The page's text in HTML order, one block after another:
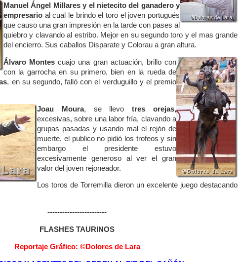
Manuel Ángel Millares y el nietecito del ganadero y
empresario al cual le brindo el toro el joven portugués
que causo una gran impresión en la tarde con pases al
quiebro y clavando al estribo. Mejor en su segundo toro y el mas grande
del encierro. Sus caballos Disparate y Colorau a gran altura.
Álvaro Montescuajo una gran actuación, brillo con
con la garrocha en su primero, bien en la rueda de
, en su segundo, falló con el verduguillo y el premio
Joau Moura, se llevotres orejas,
excesivas, sobre una labor fría, clavando a
grupas pasadas y usando mal el rejón de
muerte, el publico no pidió los trofeos y sin
embargo el presidente estuvo
excesivamente generoso al ver el gran
valor del joven rejoneador.
Los toros de Torremilla dieron un excelente juego destacando
------------------------
FLASHES TAURINOS
Reportaje Gráfico: ©Dolores de Lara